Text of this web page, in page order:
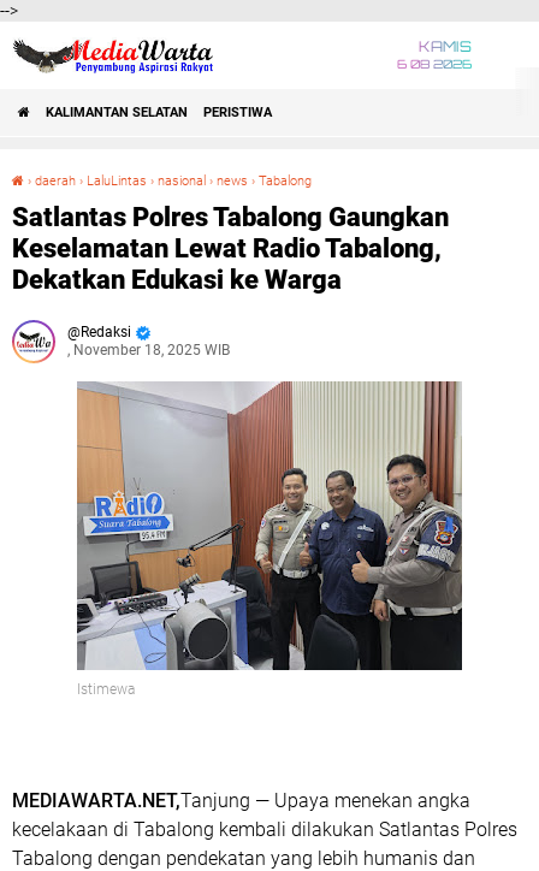
-->
KAMIS
6 08 2026
KALIMANTAN SELATAN PERISTIWA
› daerah › LaluLintas › nasional › news › Tabalong
Satlantas Polres Tabalong Gaungkan
Keselamatan Lewat Radio Tabalong,
Dekatkan Edukasi ke Warga
Redaksi
, November 18, 2025 WIB
Istimewa
MEDIAWARTA.NET,Tanjung — Upaya menekan angka
kecelakaan di Tabalong kembali dilakukan Satlantas Polres
Tabalong dengan pendekatan yang lebih humanis dan